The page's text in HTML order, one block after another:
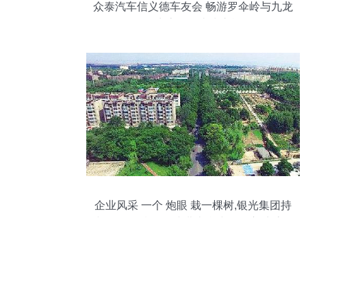
众泰汽车信义德车友会 畅游罗伞岭与九龙
企业风采 一个 炮眼 栽一棵树,银光集团持